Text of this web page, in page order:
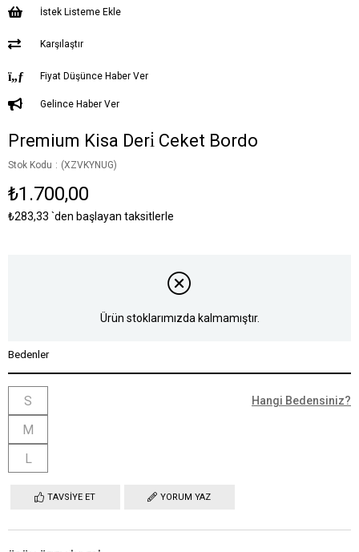
İstek Listeme Ekle
Karşılaştır
Fiyat Düşünce Haber Ver
Gelince Haber Ver
Premium Kisa Deri̇ Ceket Bordo
Stok Kodu (XZVKYNUG)
₺1.700,00
₺283,33 `den başlayan taksitlerle
Ürün stoklarımızda kalmamıştır.
Bedenler
S
M
L
Hangi Bedensiniz?
TAVSIYE ET YORUM YAZ